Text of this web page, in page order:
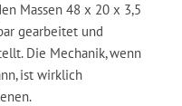
Massen 48 x 20 x 3,5
gearbeitet und
Die Mechanik, wenn
ist wirklich